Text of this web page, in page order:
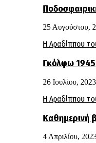
25 Αυγούστου,
Η Αραδίππου
Γκόλφω 1945
26 Ιουλίου, 2023
Η Αραδίππου
Καθημερινή
4 Απριλίου,